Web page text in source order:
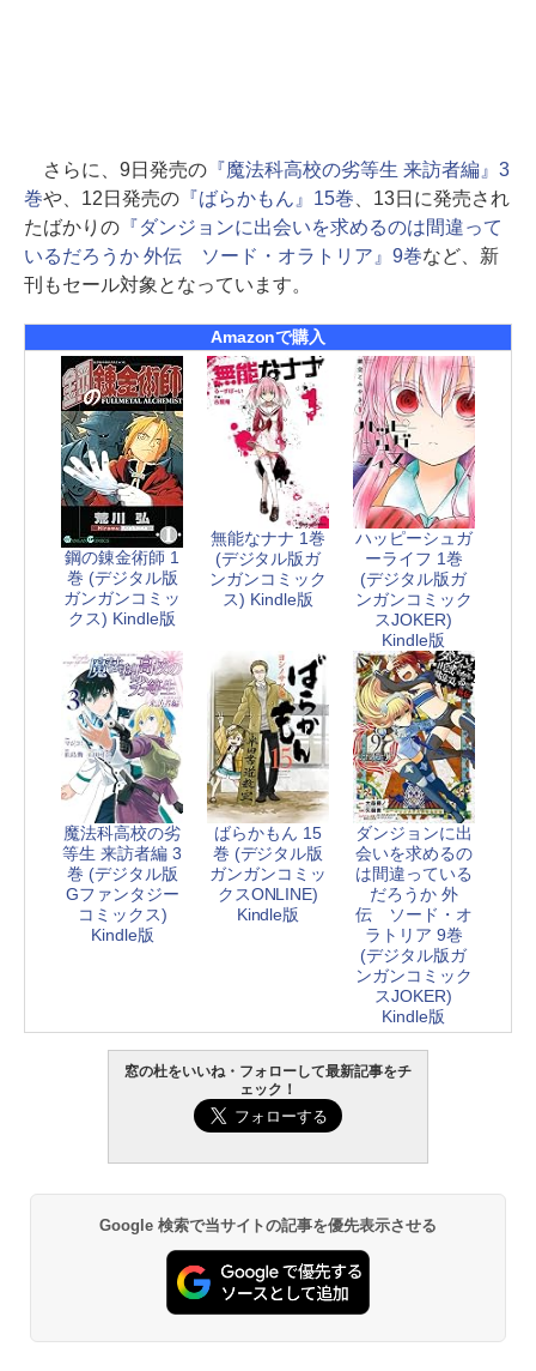
さらに、9日発売の『魔法科高校の劣等生 来訪者編』3
巻や、12日発売の『ばらかもん』15巻 、13日に発売され
たばかりの『ダンジョンに出会いを求めるのは間違って
いるだろうか 外伝 ソード・オラトリア』9巻など、新
刊もセール対象となっています。
Amazonで購入
鋼の錬金術師 1
巻 (デジタル版
ガンガンコミッ
クス) Kindle版
無能なナナ 1巻
(デジタル版ガ
ンガンコミック
ス) Kindle版
ハッピーシュガ
ーライフ 1巻
(デジタル版ガ
ンガンコミック
スJOKER)
Kindle版
魔法科高校の劣
等生 来訪者編 3
巻 (デジタル版
Gファンタジー
コミックス)
Kindle版
ばらかもん 15
巻 (デジタル版
ガンガンコミッ
クスONLINE)
Kindle版
ダンジョンに出
会いを求めるの
は間違っている
だろうか 外
伝 ソード・オ
ラトリア 9巻
(デジタル版ガ
ンガンコミック
スJOKER)
Kindle版
窓の杜をいいね・フォローして最新記事をチ
ェック！
Google 検索で当サイトの記事を優先表示させる